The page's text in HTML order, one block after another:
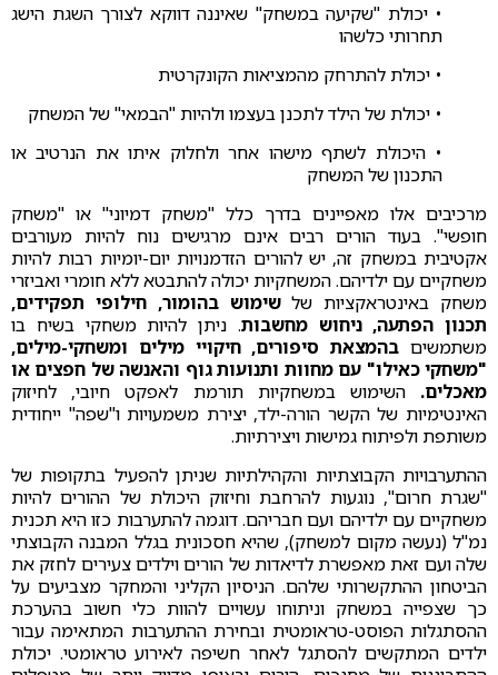
• יכולת "שקיעה במשחק" שאיננה דווקא לצורך השגת הישג
תחרותי כלשהו
• יכולת להתרחק מהמציאות הקונקרטית
• יכולת של הילד לתכנן בעצמו ולהיות "הבמאי" של המשחק
• היכולת לשתף מישהו אחר ולחלוק איתו את הנרטיב או
התכנון של המשחק
מרכיבים אלו מאפיינים בדרך כלל "משחק דמיוני" או "משחק
חופשי". בעוד הורים רבים אינם מרגישים נוח להיות מעורבים
אקטיבית במשחק זה, יש להורים הזדמנויות יום-יומיות רבות להיות
משחקיים עם ילדיהם. המשחקיות יכולה להתבטא ללא חומרי ואביזרי
משחק באינטראקציות שלשימוש בהומור, חילופי תפקידים,
תכנון הפתעה, ניחוש מחשבות. ניתן להיות משחקי בשיח בו
משתמשים בהמצאת סיפורים, חיקויי מילים ומשחקי-מילים,
"משחקי כאילו" עם מחוות ותנועות גוף והאנשה של חפצים או
מאכלים. השימוש במשחקיות תורמת לאפקט חיובי, לחיזוק
האינטימיות של הקשר הורה-ילד, יצירת משמעויות ו"שפה" ייחודית
משותפת ולפיתוח גמישות ויצירתיות.
ההתערבויות הקבוצתיות והקהילתיות שניתן להפעיל בתקופות של
"שגרת חרום", נוגעות להרחבת וחיזוק היכולת של ההורים להיות
משחקיים עם ילדיהם ועם חבריהם. דוגמה להתערבות כזו היא תכנית
נמ"ל (נעשה מקום למשחק), שהיא חסכונית בגלל המבנה הקבוצתי
שלה ועם זאת מאפשרת לדיאדות של הורים וילדים צעירים לחזק את
הביטחון ההתקשרותי שלהם. הניסיון הקליני והמחקר מצביעים על
כך שצפייה במשחק וניתוחו עשויים להוות כלי חשוב בהערכת
ההסתגלות הפוסט-טראומטית ובחירת ההתערבות המתאימה עבור
ילדים המתקשים להסתגל לאחר חשיפה לאירוע טראומטי. יכולת